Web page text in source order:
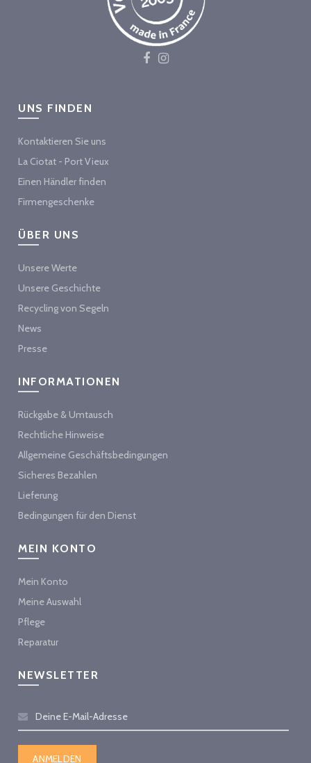
UNS FINDEN
Kontaktieren Sie uns
La Ciotat - Port Vieux
Einen Händler finden
Firmengeschenke
ÜBER UNS
Unsere Werte
Unsere Geschichte
Recycling von Segeln
News
Presse
INFORMATIONEN
Rückgabe & Umtausch
Rechtliche Hinweise
Allgemeine Geschäftsbedingungen
Sicheres Bezahlen
Lieferung
Bedingungen für den Dienst
MEIN KONTO
Mein Konto
Meine Auswahl
Pflege
Reparatur
NEWSLETTER